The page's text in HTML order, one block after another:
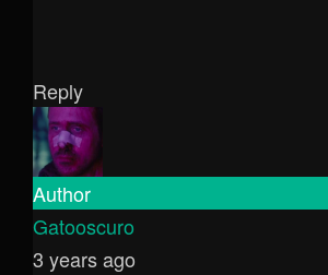
Reply
Author
Gatooscuro
3 years ago